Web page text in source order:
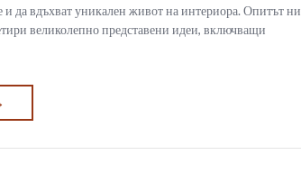
и да вдъхват уникален живот на интериора. Опитът ни
великолепно представени идеи, включващи